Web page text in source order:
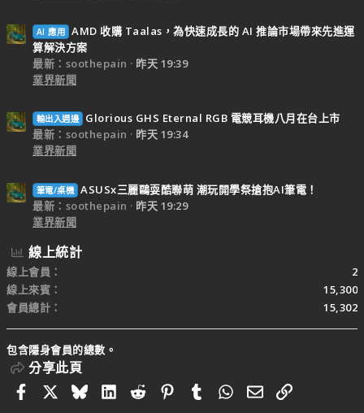
AI 應用 AMD 收購 Taalas，為快速成長的 AI 推論市場帶來先進運
算解決方案
最新：soothepain
昨天 19:39
業界新聞
輸出入週邊
Glorious GHS Eternal RGB 電競耳機八月在台上市
最新：soothepain
昨天 19:34
業界新聞
筆電/桌機 ASUSx三麗鷗耍酷聯萌 潮玩開學祭搶抱AI筆電！
最新：soothepain
昨天 19:29
業界新聞
線上統計
線上會員
2
線上來賓
15,300
會員總計
15,302
包含隱身會員的總數。
分享此頁
FacebookBlueskyLinkedIn
RedditPinterestTumblrWhatsApp
電子郵件
連結